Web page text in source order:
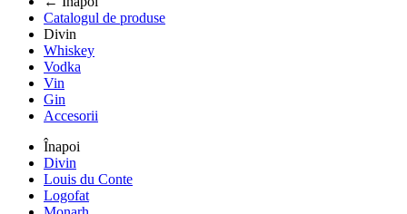
Catalogul de produse
Divin
Whiskey
Vodka
Vin
Gin
Accesorii
Înapoi
Divin
Louis du Conte
Logofat